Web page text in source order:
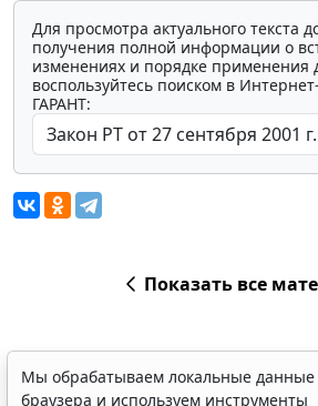
Для просмотра актуального текста
получения полной информации о
изменениях и порядке применения
воспользуйтесь поиском в
ГАРАНТ:
Показать все
Мы обрабатываем локальные данные
браузера и используем инструменты